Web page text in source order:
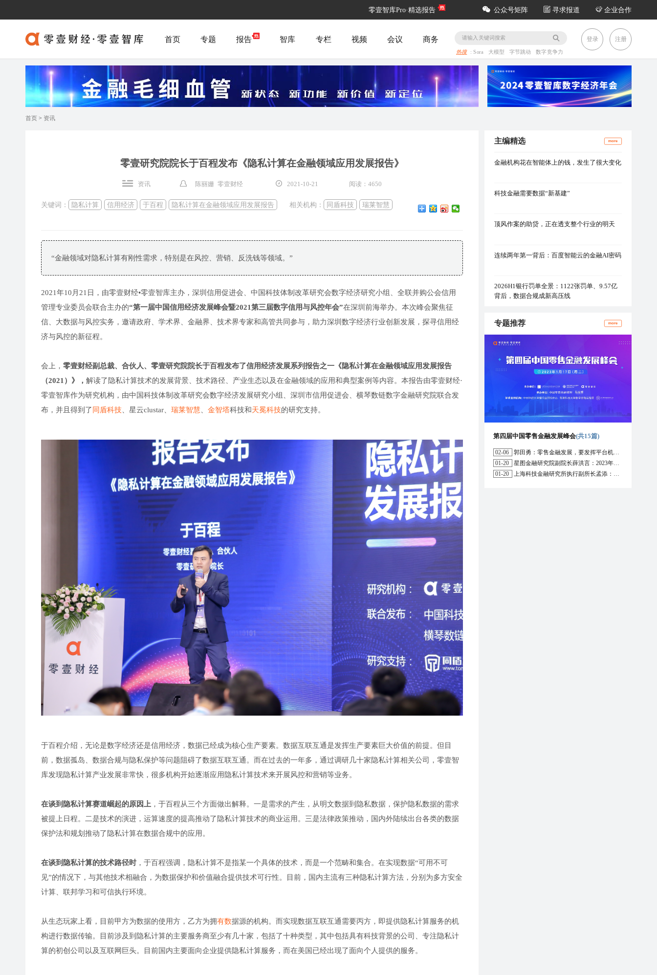
零壹智库Pro·精选报告 公众号矩阵 寻求报道 企业合作
首页 专题 报告 智库 专栏 视频 会议 商务
热搜 :Sora 大模型 字节跳动 数字竞争力
登录 注册
首页 > 资讯
零壹研究院院长于百程发布《隐私计算在金融领域应用发展报告》
资讯 陈丽姗 零壹财经 2021-10-21 阅读：4650
关键词： 隐私计算 信用经济 于百程 隐私计算在金融领域应用发展报告 相关机构： 同盾科技 瑞莱智慧
“金融领域对隐私计算有刚性需求，特别是在风控、营销、反洗钱等领域。”
2021年10月21日，由零壹财经•零壹智库主办，深圳信用促进会、中国科技体制改革研究会数字经济研究小组、全联并购公会信用
管理专业委员会联合主办的“第一届中国信用经济发展峰会暨2021第三届数字信用与风控年会”在深圳前海举办。本次峰会聚焦征
信、大数据与风控实务，邀请政府、学术界、金融界、技术界专家和高管共同参与，助力深圳数字经济行业创新发展，探寻信用经
济与风控的新征程。
会上， 零壹财经副总裁、合伙人、零壹研究院院长于百程发布了信用经济发展系列报告之一《隐私计算在金融领域应用发展报告
（2021）》， 解读了隐私计算技术的发展背景、技术路径、产业生态以及在金融领域的应用和典型案例等内容。本报告由零壹财经·
零壹智库作为研究机构，由中国科技体制改革研究会数字经济发展研究小组、深圳市信用促进会、横琴数链数字金融研究院联合发
布，并且得到了同盾科技 、星云clustar、 瑞莱智慧 金智塔科技和天冕科技的研究支持。
于百程介绍，无论是数字经济还是信用经济，数据已经成为核心生产要素。数据互联互通是发挥生产要素巨大价值的前提。但目
前，数据孤岛、数据合规与隐私保护等问题阻碍了数据互联互通。而在过去的一年多，通过调研几十家隐私计算相关公司，零壹智
库发现隐私计算产业发展非常快，很多机构开始逐渐应用隐私计算技术来开展风控和营销等业务。
在谈到隐私计算赛道崛起的原因上 ，于百程从三个方面做出解释。一是需求的产生，从明文数据到隐私数据，保护隐私数据的需求
被提上日程。二是技术的演进，运算速度的提高推动了隐私计算技术的商业运用。三是法律政策推动，国内外陆续出台各类的数据
保护法和规划推动了隐私计算在数据合规中的应用。
在谈到隐私计算的技术路径时，于百程强调，隐私计算不是指某一个具体的技术，而是一个范畴和集合。在实现数据“可用不可
见”的情况下，与其他技术相融合，为数据保护和价值融合提供技术可行性。目前，国内主流有三种隐私计算方法，分别为多方安全
计算、联邦学习和可信执行环境。
从生态玩家上看，目前甲方为数据的使用方，乙方为拥有数据源的机构。而实现数据互联互通需要丙方，即提供隐私计算服务的机
构进行数据传输。目前涉及到隐私计算的主要服务商至少有几十家，包括了十种类型，其中包括具有科技背景的公司、专注隐私计
算的初创公司以及互联网巨头。目前国内主要面向企业提供隐私计算服务，而在美国已经出现了面向个人提供的服务。
主编精选 more
金融机构花在智能体上的钱，发生了很大变化
科技金融需要数据“新基建”
顶风作案的助贷，正在透支整个行业的明天
连续两年第一背后：百度智能云的金融AI密码
2026H1银行罚单全景：1122张罚单、9.57亿
背后，数据合规成新高压线
专题推荐 more
第四届中国零售金融发展峰会(共15篇)
02-06
郭田勇：零售金融发展，要发挥平台机构的作用
01-20
星图金融研究院副院长薛洪言：2023年消费信贷或迎来新起点
01-20
上海科技金融研究所执行副所长孟添：开放银行与嵌入式金融为数字普惠金融带来更大发展空间